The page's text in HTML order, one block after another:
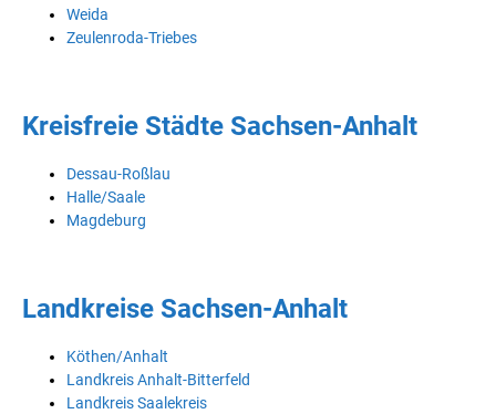
Weida
Zeulenroda-Triebes
Kreisfreie Städte Sachsen-Anhalt
Dessau-Roßlau
Halle/Saale
Magdeburg
Landkreise Sachsen-Anhalt
Köthen/Anhalt
Landkreis Anhalt-Bitterfeld
Landkreis Saalekreis